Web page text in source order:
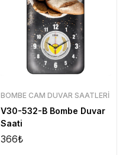
BOMBE CAM DUVAR SAATLERI
V30-532-B Bombe Duvar
Saati
366₺